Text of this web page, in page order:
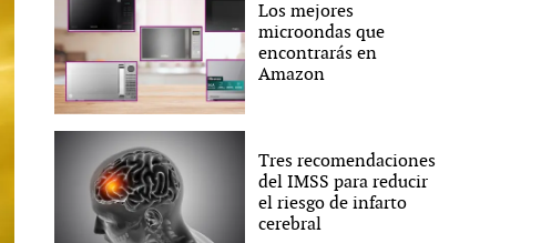
Los mejores
microondas que
encontrarás en
Amazon
Tres recomendaciones
del IMSS para reducir
el riesgo de infarto
cerebral